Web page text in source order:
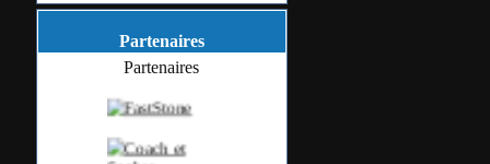
Partenaires
Partenaires